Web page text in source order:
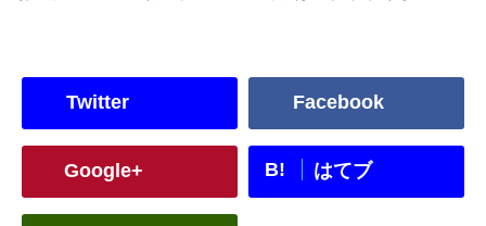
Twitter Facebook
Google+ B! はてブ